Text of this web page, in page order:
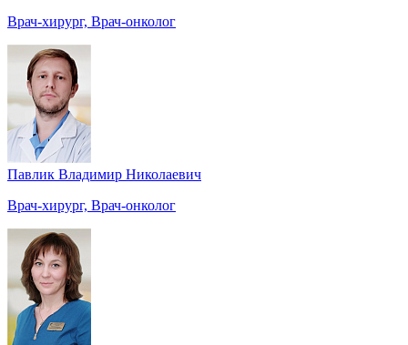
Врач-хирург, Врач-онколог
Павлик Владимир Николаевич
Врач-хирург, Врач-онколог